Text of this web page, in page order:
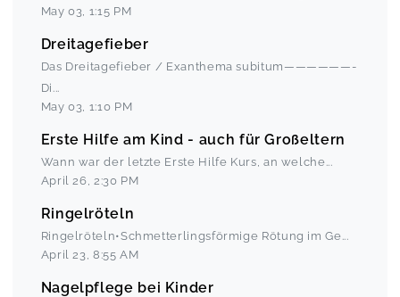
May 03 1:15 PM
Dreitagefieber
Das Dreitagefieber / Exanthema subitum——————-
Di ...
May 03 1:10 PM
Erste Hilfe am Kind - auch für Großeltern
Wann war der letzte Erste Hilfe Kurs, an welche...
April 26 2:30 PM
Ringelröteln
Ringelröteln•Schmetterlingsförmige Rötung im Ge...
April 23 ,8:55 AM
Nagelpflege bei Kinder